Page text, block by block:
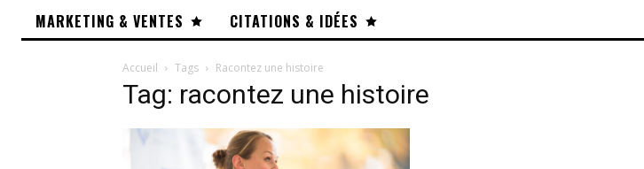
MARKETING & VENTES
CITATIONS & IDÉES
Accueil Tags Racontez une histoire
Tag: racontez une histoire